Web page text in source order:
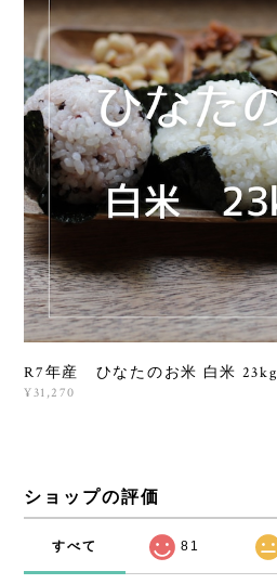
R7年産 ひなたのお米 白米 23kg
¥31,270
ショップの評価
すべて 81